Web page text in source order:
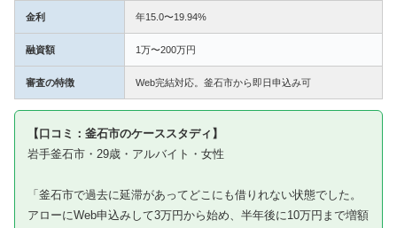
金利 年15.0〜19.94%
融資額 1万〜200万円
審査の特徴 Web完結対応。釜石市から即日申込み可
【口コミ：釜石市のケーススタディ】
岩手釜石市・29歳・アルバイト・女性
「釜石市で過去に延滞があってどこにも借りれない状態でした。
アローにWeb申込みして3万円から始め、半年後に10万円まで増額